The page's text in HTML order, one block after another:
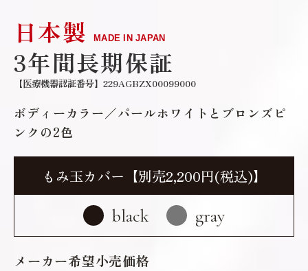
日本製 MADE IN JAPAN
3年間長期保証
【医療機器認証番号】229AGBZX00099000
ボディーカラー／パールホワイトとブロンズピ
ンクの2色
もみ玉カバー【別売2,200円(税込)】
black gray
メーカー希望小売価格